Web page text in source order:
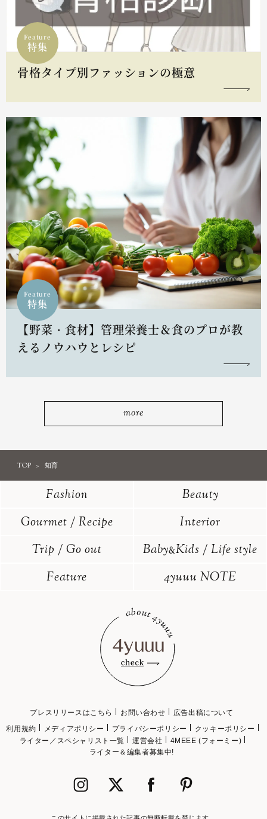
Feature
特集
骨格タイプ別ファッションの極意
Feature
特集
【野菜・食材】管理栄養士＆食のプロが教
えるノウハウとレシピ
more
TOP 知育
Fashion
Beauty
Gourmet / Recipe
Interior
Trip / Go out
Baby&Kids / Life style
Feature
4yuuu NOTE
プレスリリースはこちら お問い合わせ
広告出稿について
利用規約
メディアポリシー プライバシーポリシー
クッキーポリシー
ライター／スペシャリスト一覧
運営会社
4MEEE (フォーミー)
ライター＆編集者募集中!